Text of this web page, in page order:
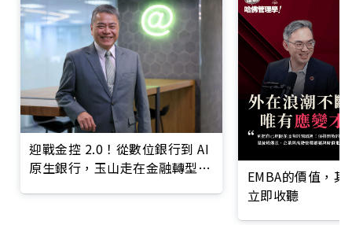
迎戰金控 2.0！從數位銀行到 AI
原生銀行，玉山走在金融轉型最
EMBA的價值，
立即收聽